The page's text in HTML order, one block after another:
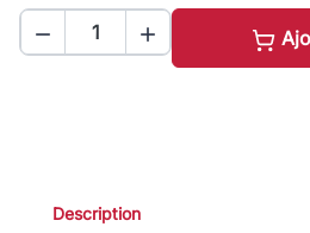
 
Description